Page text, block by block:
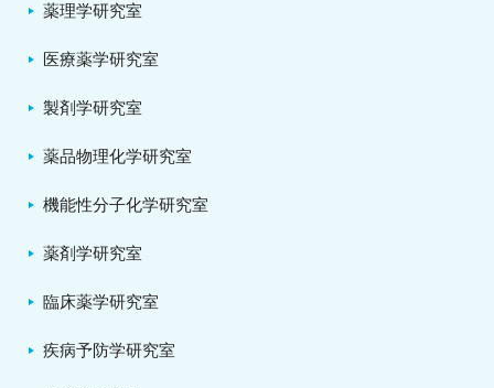
薬理学研究室
医療薬学研究室
製剤学研究室
薬品物理化学研究室
機能性分子化学研究室
薬剤学研究室
臨床薬学研究室
疾病予防学研究室